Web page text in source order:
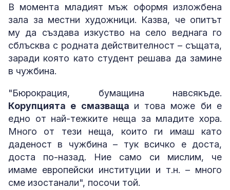
В момента младият мъж оформя изложбена
зала за местни художници. Казва, че опитът
му да създава изкуство на село веднага го
сблъсква с родната действителност – същата,
заради която като студент решава да замине
в чужбина.
"Бюрокрация, бумащина навсякъде.
Корупцията е смазваща и това може би е
едно от най-тежките неща за младите хора.
Много от тези неща, които ги имаш като
даденост в чужбина – тук всичко е доста,
доста по-назад. Ние само си мислим, че
имаме европейски институции и т.н. – много
сме изостанали", посочи той.